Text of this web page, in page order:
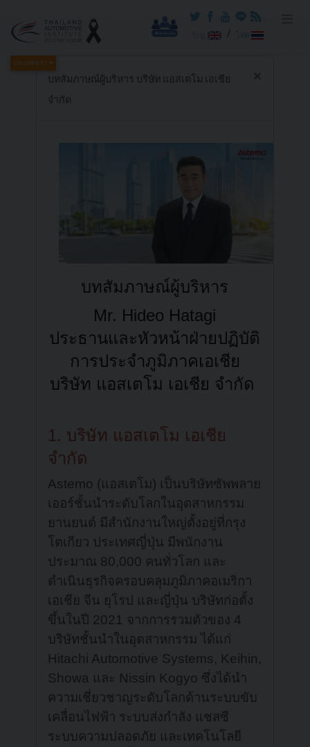
/ ไทย
ประเภทข่าว
บทสัมภาษณ์ผู้บริหาร บริษัท แอสเตโม เอเชีย
จำกัด
บทสัมภาษณ์ผู้บริหาร
Mr. Hideo Hatagi
ประธานและหัวหน้าฝ่ายปฏิบัติ
การประจำภูมิภาคเอเชีย
บริษัท แอสเตโม เอเชีย จำกัด
1. บริษัท แอสเตโม เอเชีย
จำกัด
Astemo (แอสเตโม) เป็นบริษัทซัพพลาย
เออร์ชั้นนำระดับโลกในอุตสาหกรรม
ยานยนต์ มีสำนักงานใหญ่ตั้งอยู่ที่กรุง
โตเกียว ประเทศญี่ปุ่น มีพนักงาน
ประมาณ 80,000 คนทั่วโลก และ
ดำเนินธุรกิจครอบคลุมภูมิภาคอเมริกา
เอเชีย จีน ยุโรป และญี่ปุ่น บริษัทก่อตั้ง
ขึ้นในปี 2021 จากการรวมตัวของ 4
บริษัทชั้นนำในอุตสาหกรรม ได้แก่
Hitachi Automotive Systems, Keihin,
Showa และ Nissin Kogyo ซึ่งได้นำ
ความเชี่ยวชาญระดับโลกด้านระบบขับ
เคลื่อนไฟฟ้า ระบบส่งกำลัง แชสซี
ระบบความปลอดภัย และเทคโนโลยี